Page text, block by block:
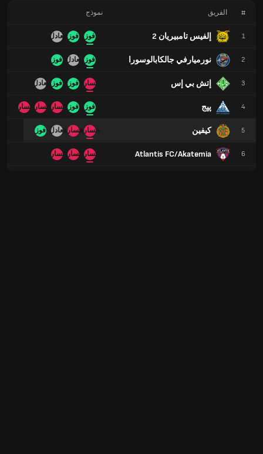
# الفريق
1 إلفيس تامبيريان 2
2 نورميارفي جالكابالوسورا
3 إتش بي إس
4 پپج
5 كيفين
6
Atlantis FC/Akatemia
نموذج
تعادل فوز فوز
فوز تعادل فوز
تعادل فوز فوز خسارة
خسارة خسارة خسارة فوز فوز
فوز تعادل خسارة خسارة
خسارة خسارة خسارة